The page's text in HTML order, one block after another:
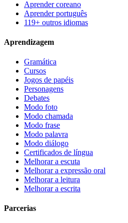
Aprender coreano
Aprender português
119+ outros idiomas
Aprendizagem
Gramática
Cursos
Jogos de papéis
Personagens
Debates
Modo foto
Modo chamada
Modo frase
Modo palavra
Modo diálogo
Certificados de língua
Melhorar a escuta
Melhorar a expressão oral
Melhorar a leitura
Melhorar a escrita
Parcerias